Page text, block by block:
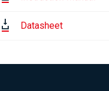
Datasheet